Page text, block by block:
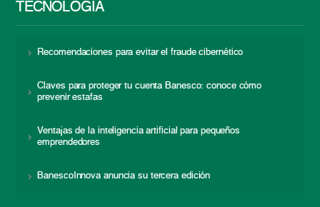
TECNOLOGÍA
Recomendaciones para evitar el fraude cibernético
Claves para proteger tu cuenta Banesco: conoce cómo
prevenir estafas
Ventajas de la inteligencia artificial para pequeños
emprendedores
BanescoInnova anuncia su tercera edición